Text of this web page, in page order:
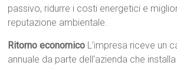
passivo, ridurre i costi energetici e
reputazione ambientale.
Ritorno economico L’impresa riceve un
annuale da parte dell’azienda che